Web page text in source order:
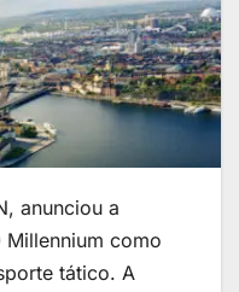
anunciou a
como
tático. A